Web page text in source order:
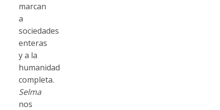
marcan
a
sociedades
enteras
y a la
humanidad
completa.
Selma
nos